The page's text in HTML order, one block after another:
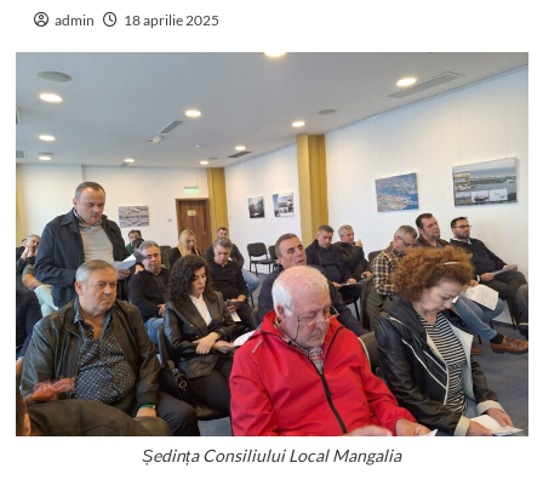
admin 18 aprilie 2025
Ședința Consiliului Local Mangalia